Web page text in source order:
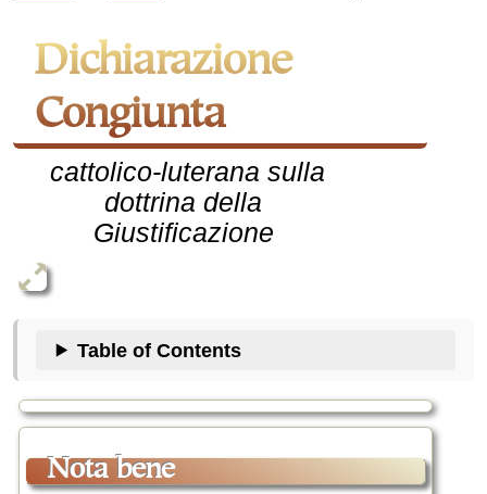
Dichiarazione
Congiunta
cattolico-luterana sulla
dottrina della
Giustificazione
Table of Contents
nota bene